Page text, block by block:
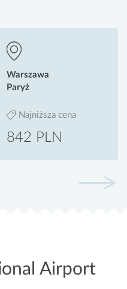
Warszawa
Paryż
Najniższa cena
842 PLN
Airport